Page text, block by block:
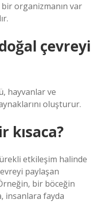
bir organizmanın var
çevreyi
hayvanlar ve
oluşturur.
kısaca?
etkileşim halinde
paylaşan
bir böceğin
insanlara fayda